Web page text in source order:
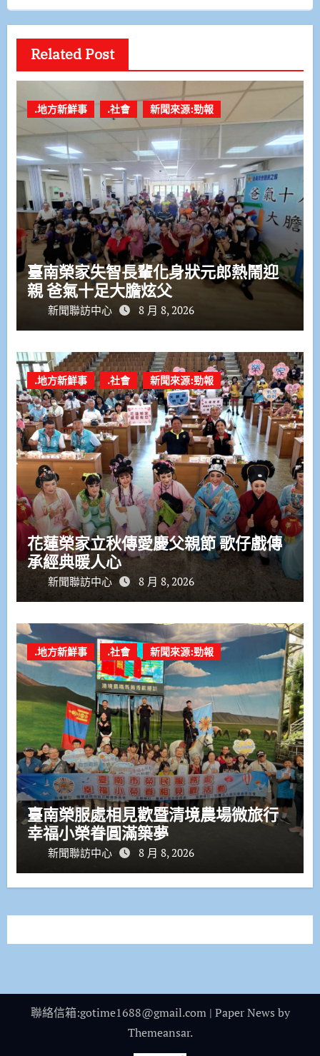
Related Post
.地方新鮮事 .社會 新聞來源:勁報
臺南榮家失智長輩化身狀元郎熱鬧迎
親 爸氣十足大膽炫父
新聞聯訪中心 8 月 8, 2026
.地方新鮮事 .社會 新聞來源:勁報
花蓮榮家立秋傳愛慶父親節 歌仔戲傳
承經典暖人心
新聞聯訪中心 8 月 8, 2026
.地方新鮮事 .社會 新聞來源:勁報
臺南榮服處相見歡暨清境農場微旅行
幸福小榮眷圓滿築夢
新聞聯訪中心 8 月 8, 2026
聯絡信箱:gotime1688@gmail.com | Paper News by
Themeansar.